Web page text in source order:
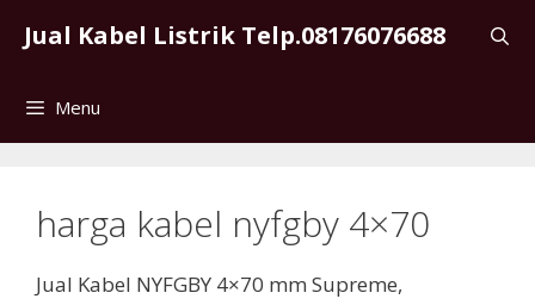
Jual Kabel Listrik Telp.08176076688
Menu
harga kabel nyfgby 4×70
Jual Kabel NYFGBY 4×70 mm Supreme,